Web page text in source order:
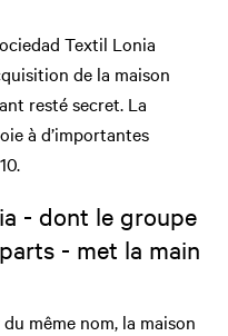
Textil Lonia
de la maison
resté secret. La
à d’importantes
- dont le groupe
- met la main
même nom, la maison